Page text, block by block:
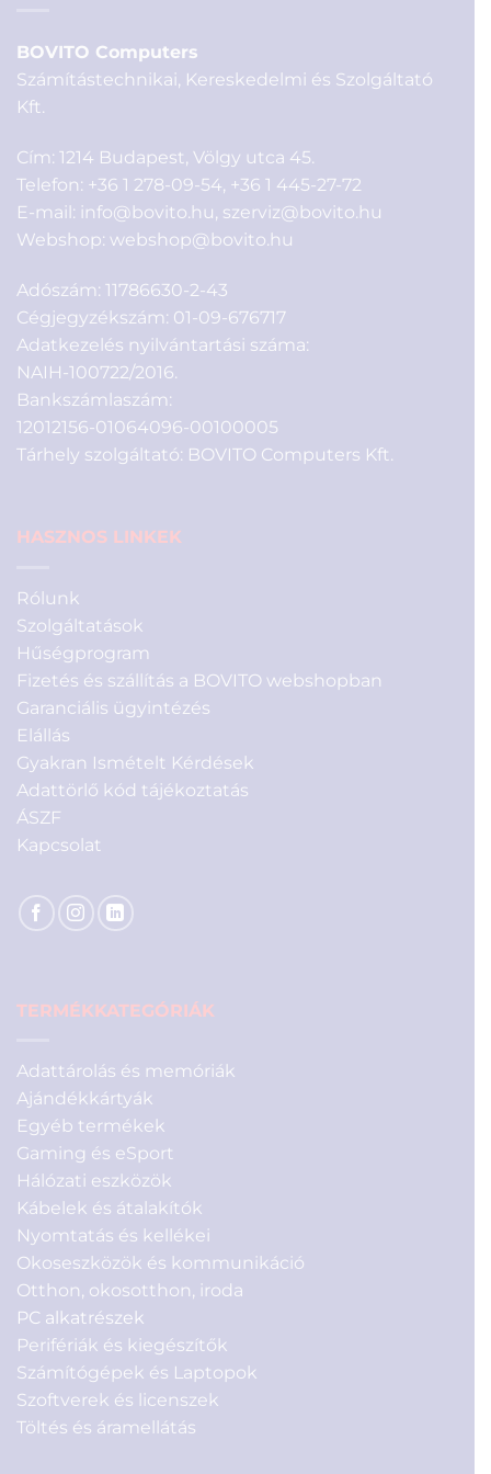
BOVITO Computers
Számítástechnikai, Kereskedelmi és Szolgáltató
Kft.
Cím: 1214 Budapest, Völgy utca 45.
Telefon: +36 1 278-09-54 +36 1 445-27-72
E-mail: info@bovito.hu szerviz@bovito.hu
Webshop: webshop@bovito.hu
Adószám: 11786630-2-43
Cégjegyzékszám: 01-09-676717
Adatkezelés nyilvántartási száma:
NAIH-100722/2016.
Bankszámlaszám:
12012156-01064096-00100005
Tárhely szolgáltató: BOVITO Computers Kft.
HASZNOS LINKEK
Rólunk
Szolgáltatások
Hűségprogram
Fizetés és szállítás a BOVITO webshopban
Garanciális ügyintézés
Elállás
Gyakran Ismételt Kérdések
Adattörlő kód tájékoztatás
ÁSZF
Kapcsolat
TERMÉKKATEGÓRIÁK
Adattárolás és memóriák
Ajándékkártyák
Egyéb termékek
Gaming és eSport
Hálózati eszközök
Kábelek és átalakítók
Nyomtatás és kellékei
Okoseszközök és kommunikáció
Otthon, okosotthon, iroda
PC alkatrészek
Perifériák és kiegészítők
Számítógépek és Laptopok
Szoftverek és licenszek
Töltés és áramellátás